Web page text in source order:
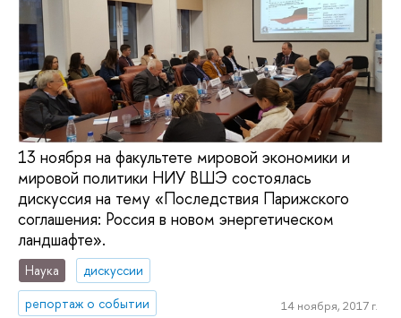
13 ноября на факультете мировой экономики и
мировой политики НИУ ВШЭ состоялась
дискуссия на тему «Последствия Парижского
соглашения: Россия в новом энергетическом
ландшафте».
Наука
дискуссии
репортаж о событии
14 ноября, 2017 г.